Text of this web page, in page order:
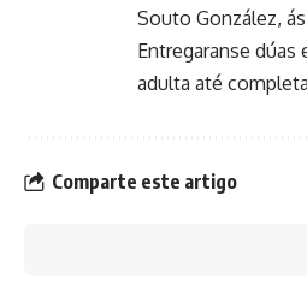
Souto González, ás
Entregaranse dúas
adulta até
Comparte este artigo